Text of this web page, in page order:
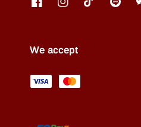
We accept